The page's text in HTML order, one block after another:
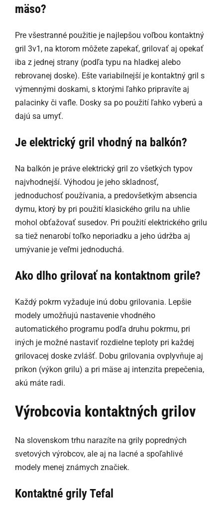
mäso?
Pre všestranné použitie je najlepšou voľbou kontaktný
gril 3v1, na ktorom môžete zapekať, grilovať aj opekať
iba z jednej strany (podľa typu na hladkej alebo
rebrovanej doske). Ešte variabilnejší je kontaktný gril s
výmennými doskami, s ktorými ľahko pripravíte aj
palacinky či vafle. Dosky sa po použití ľahko vyberú a
dajú sa umyť.
Je elektrický gril vhodný na balkón?
Na balkón je práve elektrický gril zo všetkých typov
najvhodnejší. Výhodou je jeho skladnosť,
jednoduchosť používania, a predovšetkým absencia
dymu, ktorý by pri použití klasického grilu na uhlie
mohol obťažovať susedov. Pri použití elektrického grilu
sa tiež nenarobí toľko neporiadku a jeho údržba aj
umývanie je veľmi jednoduchá.
Ako dlho grilovať na kontaktnom grile?
Každý pokrm vyžaduje inú dobu grilovania. Lepšie
modely umožňujú nastavenie vhodného
automatického programu podľa druhu pokrmu, pri
iných je možné nastaviť rozdielne teploty pri každej
grilovacej doske zvlášť. Dobu grilovania ovplyvňuje aj
príkon (výkon grilu) a pri mäse aj intenzita prepečenia,
akú máte radi.
Výrobcovia kontaktných grilov
Na slovenskom trhu narazíte na grily popredných
svetových výrobcov, ale aj na lacné a spoľahlivé
modely menej známych značiek.
Kontaktné grily Tefal